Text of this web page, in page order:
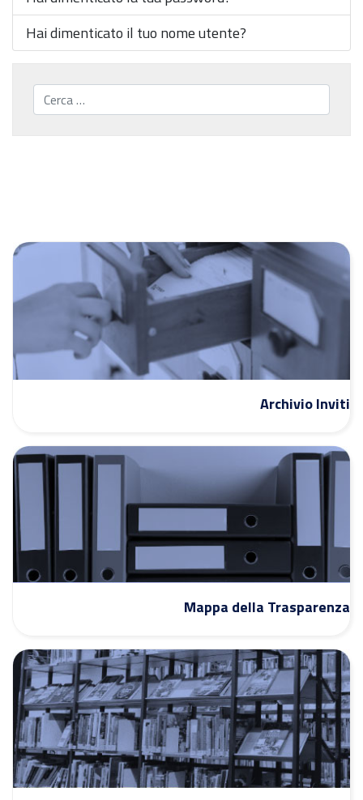
Hai dimenticato il tuo nome utente?
Cerca...
Archivio Inviti
Mappa della Trasparenza